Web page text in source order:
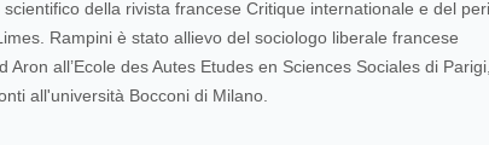
scientifico della rivista francese Critique internationale e del
Rampini è stato allievo del sociologo liberale francese
Aron all’Ecole des Autes Etudes en Sciences Sociales di
all'università Bocconi di Milano.